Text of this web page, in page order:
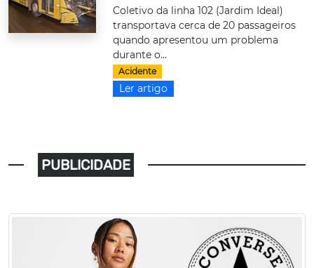
Coletivo da linha 102 (Jardim Ideal)
transportava cerca de 20 passageiros
quando apresentou um problema
durante o...
Acidente
Ler artigo
PUBLICIDADE